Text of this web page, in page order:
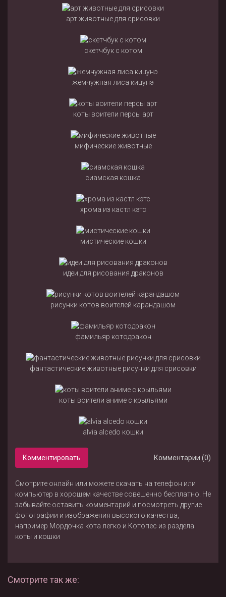
арт животные для срисовки
скетчбук с котом
жемчужная лиса кицунэ
коты воители персы арт
мифические животные
сиамская кошка
хрома из кастл кэтс
мистические кошки
идеи для рисования драконов
рисунки котов воителей карандашом
фамильяр котодракон
фантастические животные рисунки для срисовки
коты воители аниме с крыльями
alvia alcedo кошки
Комментировать Комментарии (0)
Смотрите онлайн или можете скачать на телефон или
компьютер в хорошем качестве совешенно бесплатно. Не
забывайте оставить комментарий и посмотреть другие
фотографии и изображения высокого качества,
например Мордочка кота легко и Котопес из раздела
коты и кошки
Смотрите так же: